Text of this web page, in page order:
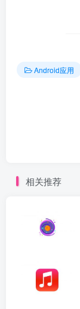
Android应用
相关推荐